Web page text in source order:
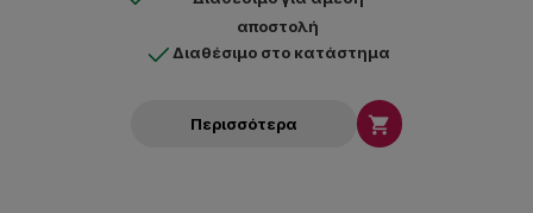
αποστολή
Διαθέσιμο στο κατάστημα
Περισσότερα 